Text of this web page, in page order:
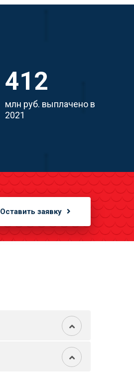
412
млн руб. выплачено в
2021
Оставить заявку